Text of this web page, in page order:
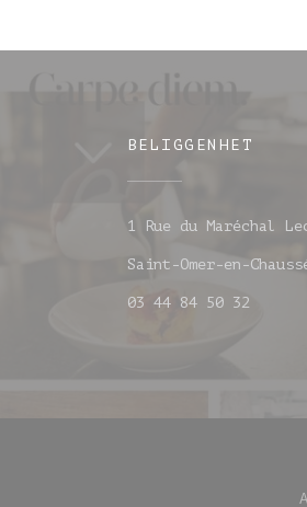
BELIGGENHET
1 Rue du Maréchal
Saint-Omer-en-
03 44 84 50 32